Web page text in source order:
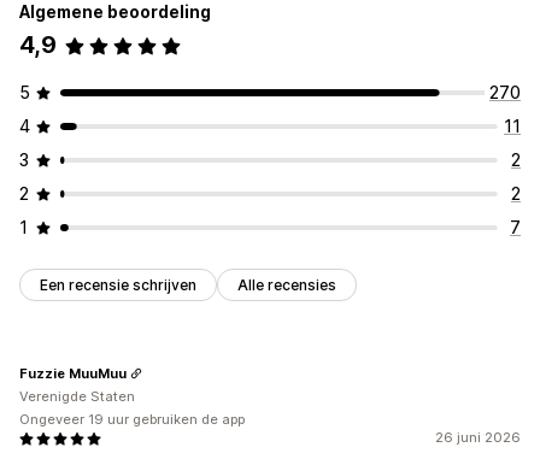
Geblokkeerde acties
Kopiëren en plakken
Auteursrechtmelding
Algemene beoordeling
4,9
5
270
4
11
3
2
2
2
1
7
Een recensie schrijven Alle recensies
26 juni 2026
Fuzzie MuuMuu
Verenigde Staten
Ongeveer 19 uur gebruiken de app